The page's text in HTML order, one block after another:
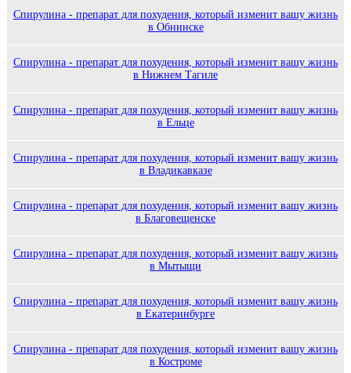
Спирулина - препарат для похудения, который изменит вашу жизнь
в Обнинске
Спирулина - препарат для похудения, который изменит вашу жизнь
в Нижнем Тагиле
Спирулина - препарат для похудения, который изменит вашу жизнь
в Ельце
Спирулина - препарат для похудения, который изменит вашу жизнь
в Владикавказе
Спирулина - препарат для похудения, который изменит вашу жизнь
в Благовещенске
Спирулина - препарат для похудения, который изменит вашу жизнь
в Мытыщи
Спирулина - препарат для похудения, который изменит вашу жизнь
в Екатеринбурге
Спирулина - препарат для похудения, который изменит вашу жизнь
в Костроме